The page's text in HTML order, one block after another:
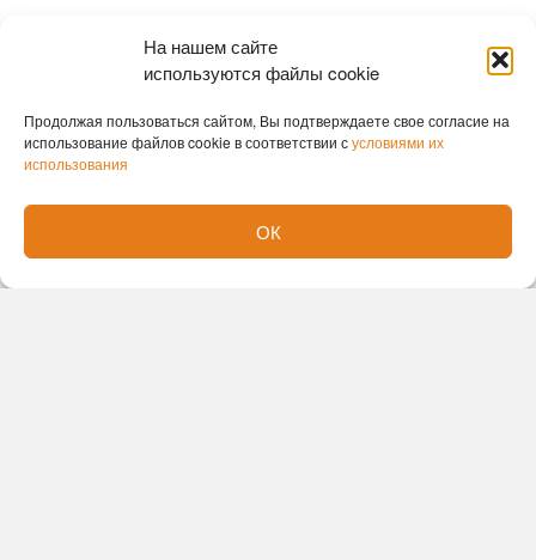
На нашем сайте
используются файлы cookie
Продолжая пользоваться сайтом, Вы подтверждаете свое согласие на
использование файлов cookie в соответствии сусловиями их
использования
ОК
новосибирские хирурги без единого разреза